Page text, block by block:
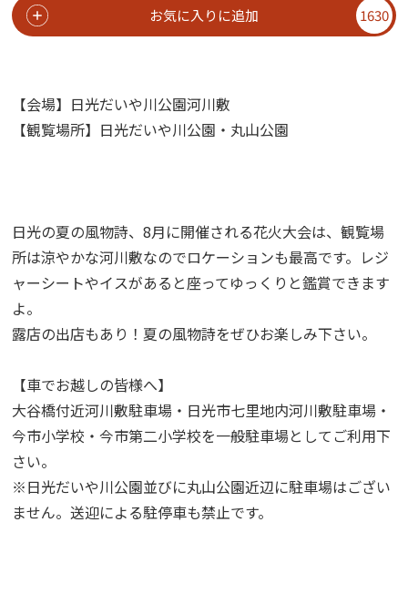
お気に入りに追加 1630
【会場】日光だいや川公園河川敷
【観覧場所】日光だいや川公園・丸山公園
日光の夏の風物詩、8月に開催される花火大会は、観覧場
所は涼やかな河川敷なのでロケーションも最高です。レジ
ャーシートやイスがあると座ってゆっくりと鑑賞できます
よ。
露店の出店もあり！夏の風物詩をぜひお楽しみ下さい。
【車でお越しの皆様へ】
大谷橋付近河川敷駐車場・日光市七里地内河川敷駐車場・
今市小学校・今市第二小学校を一般駐車場としてご利用下
さい。
※日光だいや川公園並びに丸山公園近辺に駐車場はござい
ません。送迎による駐停車も禁止です。